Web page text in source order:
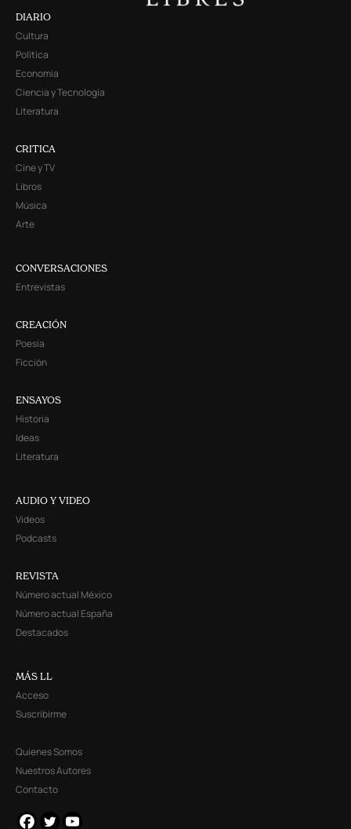
DIARIO
Cultura
Política
Economía
Ciencia y Tecnología
Literatura
CRITICA
Cine y TV
Libros
Música
Arte
CONVERSACIONES
Entrevistas
CREACIÓN
Poesía
Ficción
ENSAYOS
Historia
Ideas
Literatura
AUDIO Y VIDEO
Videos
Podcasts
REVISTA
Número actual México
Número actual España
Destacados
MÁS LL
Acceso
Suscribirme
Quienes Somos
Nuestros Autores
Contacto